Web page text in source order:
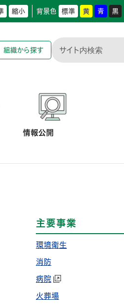
縮小 背景色 標準 黄 青 黒
組織から探す
情報公開
主要事業
環境衛生
消防
病院
火葬場